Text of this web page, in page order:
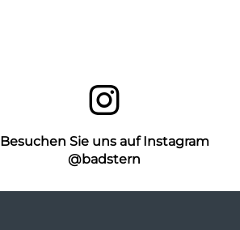
Besuchen Sie uns auf Instagram
@badstern